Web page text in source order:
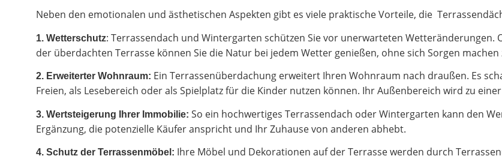
Neben den emotionalen und ästhetischen Aspekten gibt es viele praktische Vorteile, die
1. Wetterschutz: Terrassendach und Wintergarten schützen Sie vor unerwarteten Wetteränderungen.
der überdachten Terrasse können Sie die Natur bei jedem Wetter genießen, ohne sich Sorgen machen
2. Erweiterter Wohnraum: Ein Terrassenüberdachung erweitert Ihren Wohnraum nach draußen. Es
Freien, als Lesebereich oder als Spielplatz für die Kinder nutzen können. Ihr Außenbereich wird zu
3. Wertsteigerung Ihrer Immobilie: So ein hochwertiges Terrassendach oder Wintergarten kann den
Ergänzung, die potenzielle Käufer anspricht und Ihr Zuhause von anderen abhebt.
4. Schutz der Terrassenmöbel: Ihre Möbel und Dekorationen auf der Terrasse werden durch